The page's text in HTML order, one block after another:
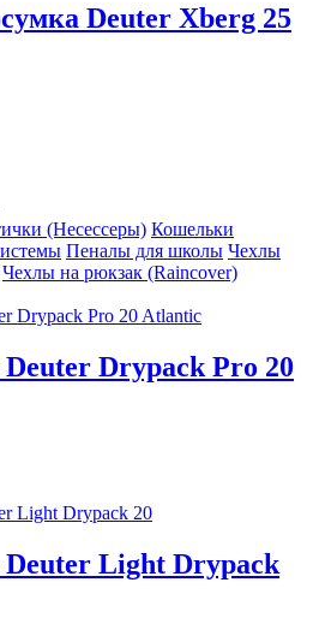
Deuter Xberg 25
(Несессеры) Кошельки
Пеналы для школы Чехлы
Чехлы на рюкзак (Raincover)
Drypack Pro 20
Light Drypack